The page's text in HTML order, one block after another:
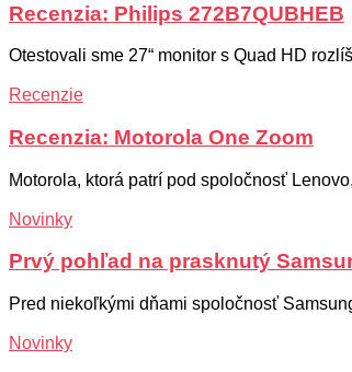
Recenzia: Philips 272B7QUBHEB
Otestovali sme 27“ monitor s Quad HD
Recenzie
Recenzia: Motorola One Zoom
Motorola, ktorá patrí pod spoločnosť
Novinky
Prvý pohľad na prasknutý
Pred niekoľkými dňami spoločnosť
Novinky